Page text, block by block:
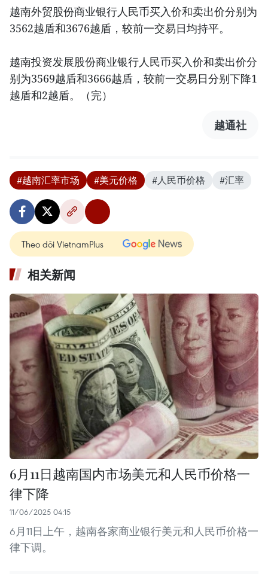
越南外贸股份商业银行人民币买入价和卖出价分别为
3562越盾和3676越盾，较前一交易日均持平。
越南投资发展股份商业银行人民币买入价和卖出价分
别为3569越盾和3666越盾，较前一交易日分别下降1
越盾和2越盾。（完）
越通社
#越南汇率市场 #美元价格 #人民币价格 #汇率
Theo dõi VietnamPlus
相关新闻
6月11日越南国内市场美元和人民币价格一
律下降
11/06/2025 04:15
6月11日上午，越南各家商业银行美元和人民币价格一
律下调。